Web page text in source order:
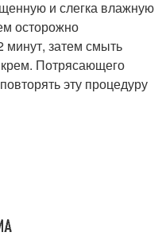
и слегка влажную
осторожно
минут, затем смыть
Потрясающего
эту процедуру